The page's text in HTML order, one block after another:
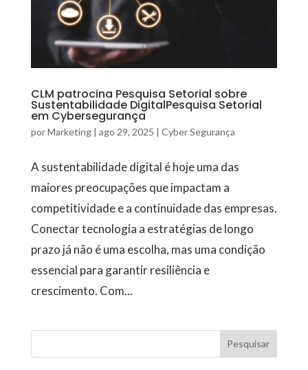
CLM patrocina Pesquisa Setorial sobre
Sustentabilidade DigitalPesquisa Setorial
em Cybersegurança
porMarketing| ago 29, 2025 | Cyber Segurança
A sustentabilidade digital é hoje uma das
maiores preocupações que impactam a
competitividade e a continuidade das empresas.
Conectar tecnologia a estratégias de longo
prazo já não é uma escolha, mas uma condição
essencial para garantir resiliência e
crescimento. Com...
Pesquisar